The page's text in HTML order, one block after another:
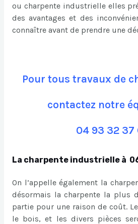
ou charpente industrielle elles
des avantages et des
connaître avant de prendre une
Pour tous travaux de
contactez notre
04 93 32 37
La charpente industrielle à
On l’appelle également la
désormais la charpente la plus
partie pour une raison de coût.
le bois, et les divers pièces